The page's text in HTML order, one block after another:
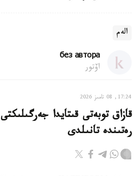
الەم
без автора
اۆتور
17:24, 08 تامىز 2026
قازاق توبەتى قىتايدا
رەتىندە تانىلدى